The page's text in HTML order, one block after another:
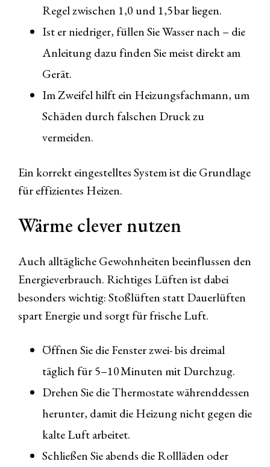
Regel zwischen 1,0 und 1,5 bar liegen.
Ist er niedriger, füllen Sie Wasser nach – die
Anleitung dazu finden Sie meist direkt am
Gerät.
Im Zweifel hilft ein Heizungsfachmann, um
Schäden durch falschen Druck zu
vermeiden.
Ein korrekt eingestelltes System ist die Grundlage
für effizientes Heizen.
Wärme clever nutzen
Auch alltägliche Gewohnheiten beeinflussen den
Energieverbrauch. Richtiges Lüften ist dabei
besonders wichtig: Stoßlüften statt Dauerlüften
spart Energie und sorgt für frische Luft.
Öffnen Sie die Fenster zwei- bis dreimal
täglich für 5–10 Minuten mit Durchzug.
Drehen Sie die Thermostate währenddessen
herunter, damit die Heizung nicht gegen die
kalte Luft arbeitet.
Schließen Sie abends die Rollläden oder